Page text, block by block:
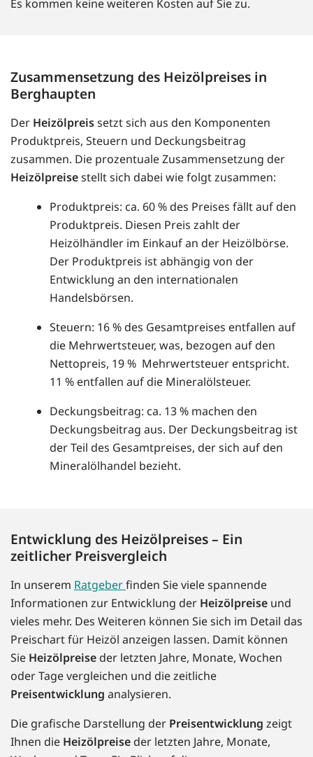
Es kommen keine weiteren Kosten auf Sie zu.
Zusammensetzung des Heizölpreises in
Berghaupten
Der Heizölpreissetzt sich aus den Komponenten
Produktpreis, Steuern und Deckungsbeitrag
zusammen. Die prozentuale Zusammensetzung der
Heizölpreisestellt sich dabei wie folgt zusammen:
Produktpreis: ca. 60 % des Preises fällt auf den
Produktpreis. Diesen Preis zahlt der
Heizölhändler im Einkauf an der Heizölbörse.
Der Produktpreis ist abhängig von der
Entwicklung an den internationalen
Handelsbörsen.
Steuern: 16 % des Gesamtpreises entfallen auf
die Mehrwertsteuer, was, bezogen auf den
Nettopreis, 19 % Mehrwertsteuer entspricht.
11 % entfallen auf die Mineralölsteuer.
Deckungsbeitrag: ca. 13 % machen den
Deckungsbeitrag aus. Der Deckungsbeitrag ist
der Teil des Gesamtpreises, der sich auf den
Mineralölhandel bezieht.
Entwicklung des Heizölpreises – Ein
zeitlicher Preisvergleich
In unserem Ratgeberfinden Sie viele spannende
Informationen zur Entwicklung der Heizölpreise und
vieles mehr. Des Weiteren können Sie sich im Detail das
Preischart für Heizöl anzeigen lassen. Damit können
Sie Heizölpreise der letzten Jahre, Monate, Wochen
oder Tage vergleichen und die zeitliche
Preisentwicklung analysieren.
Die grafische Darstellung der Preisentwicklung zeigt
Ihnen die Heizölpreise der letzten Jahre, Monate,